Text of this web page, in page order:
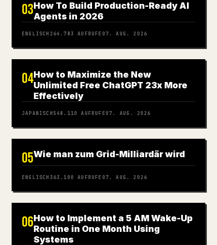
03How To Build Production-Ready AI
Agents in 2026
ENGLISCH 264.783 AUFRUFE 07. AUG. 2026
04How to Maximize the New
Unlimited Free ChatGPT 23x More
Effectively
JAPANISCH548.110 AUFRUFE07. AUG. 2026
05Wie man zum Grid-Milliardär wird
ENGLISCH 363.100 AUFRUFE 07. AUG. 2026
06How to Implement a 5 AM Wake-Up
Routine in One Month Using
Systems